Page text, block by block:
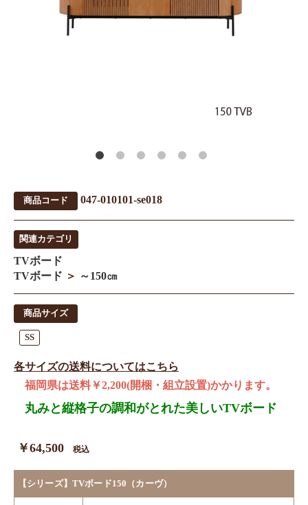
商品コード 047-010101-se018
関連カテゴリ
TVボード
TVボード ＞ ～150㎝
商品サイズ
SS
各サイズの送料についてはこちら
福岡県は送料￥2,200(開梱・組立設置)かかります。
丸みと縦格子の調和がとれた美しいTVボード
￥64,500 税込
【シリーズ】TVボード150（カーヴ）